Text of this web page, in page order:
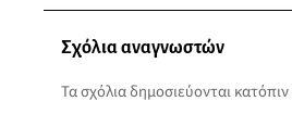
Σχόλια αναγνωστών
Τα σχόλια δημοσιεύονται κατόπιν